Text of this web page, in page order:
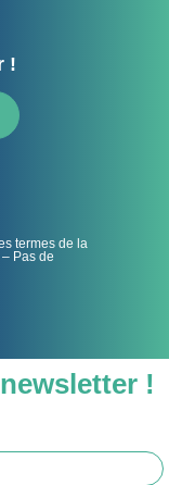
!
termes de la
Pas de
!